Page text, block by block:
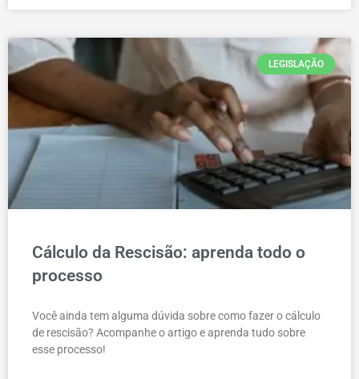
LEGISLAÇÃO
Cálculo da Rescisão: aprenda todo o
processo
Você ainda tem alguma dúvida sobre como fazer o cálculo
de rescisão? Acompanhe o artigo e aprenda tudo sobre
esse processo!